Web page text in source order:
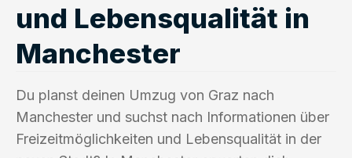
und Lebensqualität in
Manchester
Du planst deinen Umzug von Graz nach
Manchester und suchst nach Informationen über
Freizeitmöglichkeiten und Lebensqualität in der